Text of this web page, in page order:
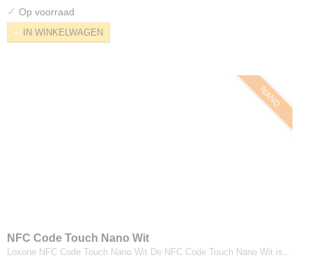
✓ Op voorraad
IN WINKELWAGEN
NANO
NFC Code Touch Nano Wit
Loxone NFC Code Touch Nano Wit De NFC Code Touch Nano Wit is…